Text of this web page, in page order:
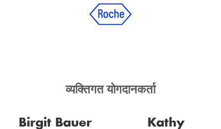
व्यक्तिगत योगदानकर्ता
Birgit Bauer
Kathy